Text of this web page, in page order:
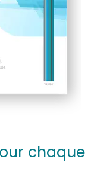
chaque